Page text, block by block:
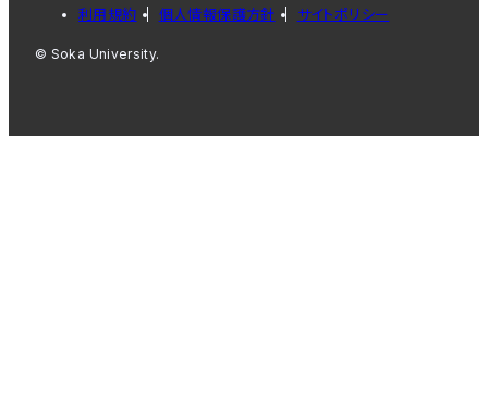
利用規約 個人情報保護方針 サイトポリシー
© Soka University.